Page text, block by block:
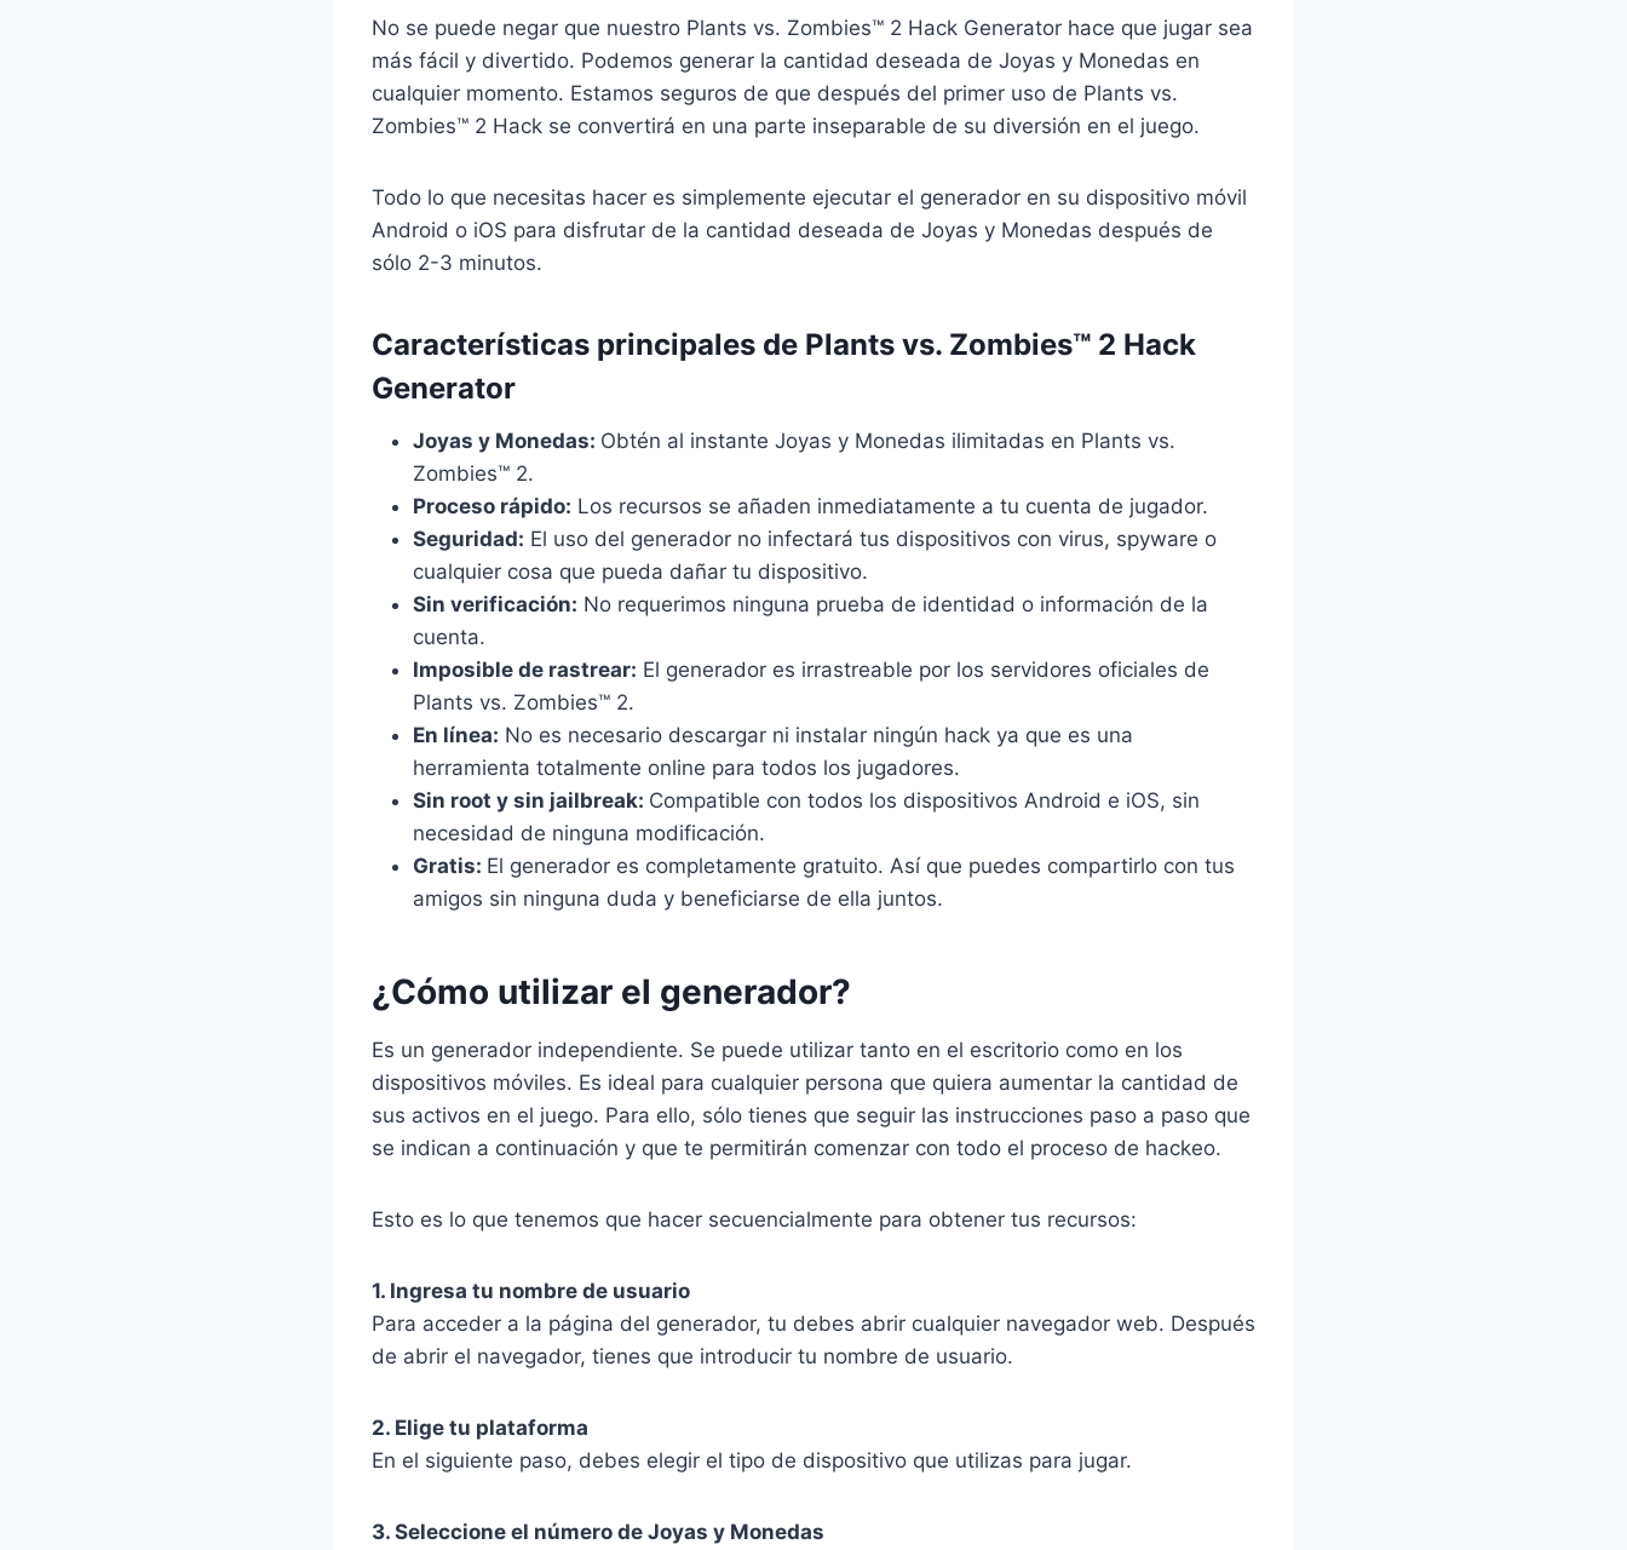
No se puede negar que nuestro Plants vs. Zombies™ 2 Hack Generator hace que jugar sea
más fácil y divertido. Podemos generar la cantidad deseada de Joyas y Monedas en
cualquier momento. Estamos seguros de que después del primer uso de Plants vs.
Zombies™ 2 Hack se convertirá en una parte inseparable de su diversión en el juego.
Todo lo que necesitas hacer es simplemente ejecutar el generador en su dispositivo móvil
Android o iOS para disfrutar de la cantidad deseada de Joyas y Monedas después de
sólo 2-3 minutos.
Características principales de Plants vs. Zombies™ 2 Hack
Generator
Joyas y Monedas: Obtén al instante Joyas y Monedas ilimitadas en Plants vs.
Zombies™ 2.
Proceso rápido: Los recursos se añaden inmediatamente a tu cuenta de jugador.
Seguridad: El uso del generador no infectará tus dispositivos con virus, spyware o
cualquier cosa que pueda dañar tu dispositivo.
Sin verificación: No requerimos ninguna prueba de identidad o información de la
cuenta.
Imposible de rastrear: El generador es irrastreable por los servidores oficiales de
Plants vs. Zombies™ 2.
En línea: No es necesario descargar ni instalar ningún hack ya que es una
herramienta totalmente online para todos los jugadores.
Sin root y sin jailbreak: Compatible con todos los dispositivos Android e iOS, sin
necesidad de ninguna modificación.
Gratis: El generador es completamente gratuito. Así que puedes compartirlo con tus
amigos sin ninguna duda y beneficiarse de ella juntos.
¿Cómo utilizar el generador?
Es un generador independiente. Se puede utilizar tanto en el escritorio como en los
dispositivos móviles. Es ideal para cualquier persona que quiera aumentar la cantidad de
sus activos en el juego. Para ello, sólo tienes que seguir las instrucciones paso a paso que
se indican a continuación y que te permitirán comenzar con todo el proceso de hackeo.
Esto es lo que tenemos que hacer secuencialmente para obtener tus recursos:
1. Ingresa tu nombre de usuario
Para acceder a la página del generador, tu debes abrir cualquier navegador web. Después
de abrir el navegador, tienes que introducir tu nombre de usuario.
2. Elige tu plataforma
En el siguiente paso, debes elegir el tipo de dispositivo que utilizas para jugar.
3. Seleccione el número de Joyas y Monedas